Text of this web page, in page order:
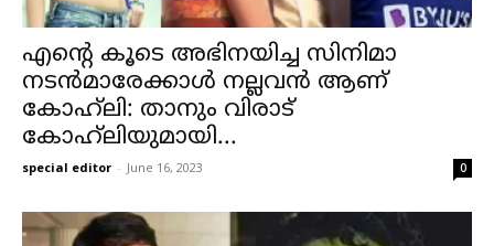
എന്റെ കൂടെ അഭിനയിച്ച സിനിമാ
നടൻമാരേക്കാൾ നല്ലവൻ ആണ്
കോഹ്‌ലി: താനും വിരാട്
കോഹ്‌ലിയുമായി...
special editor - June 16, 2023 0